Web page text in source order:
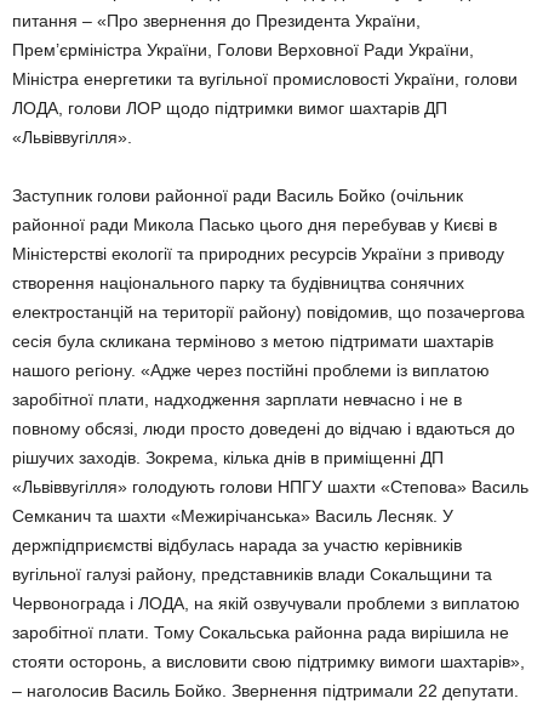
питання – «Про звернення до Президента України,
Прем’єрміністра України, Голови Верховної Ради України,
Міністра енергетики та вугільної промисловості України, голови
ЛОДА, голови ЛОР щодо підтримки вимог шахтарів ДП
«Львіввугілля».
Заступник голови районної ради Василь Бойко (очільник
районної ради Микола Пасько цього дня перебував у Києві в
Міністерстві екології та природних ресурсів України з приводу
створення національного парку та будівництва сонячних
електростанцій на території району) повідомив, що позачергова
сесія була скликана терміново з метою підтримати шахтарів
нашого регіону. «Адже через постійні проблеми із виплатою
заробітної плати, надходження зарплати невчасно і не в
повному обсязі, люди просто доведені до відчаю і вдаються до
рішучих заходів. Зокрема, кілька днів в приміщенні ДП
«Львіввугілля» голодують голови НПГУ шахти «Степова» Василь
Семканич та шахти «Межирічанська» Василь Лесняк. У
держпідприємстві відбулась нарада за участю керівників
вугільної галузі району, представників влади Сокальщини та
Червонограда і ЛОДА, на якій озвучували проблеми з виплатою
заробітної плати. Тому Сокальська районна рада вирішила не
стояти осторонь, а висловити свою підтримку вимоги шахтарів»,
– наголосив Василь Бойко. Звернення підтримали 22 депутати.